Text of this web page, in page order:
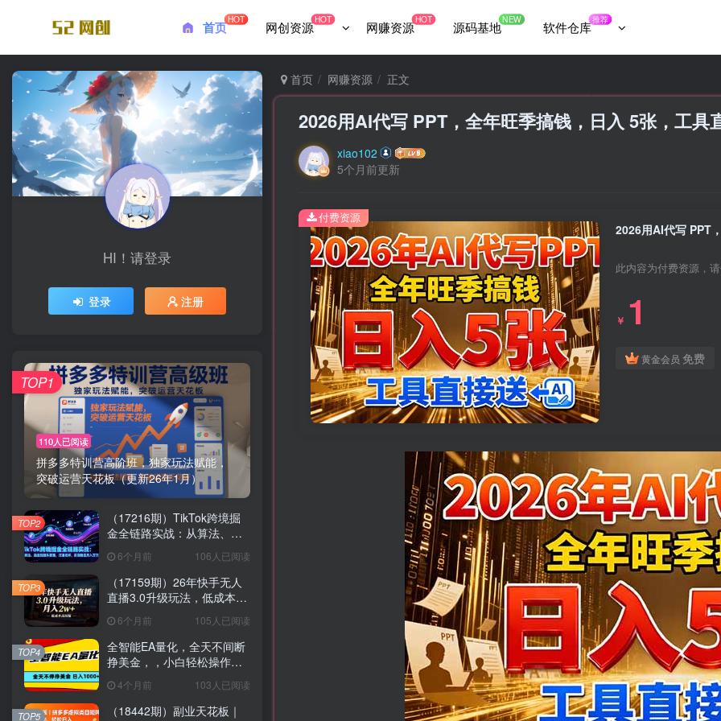
首页HOT 网创资源HOT 网赚资源HOT 源码基地NEW 软件仓库推荐
首页 网赚资源 正文
2026用AI代写 PPT，全年旺季搞钱，日入 5张，工具
xiao102
5个月前更新
2026用AI代写 PPT
此内容为付费资源，
￥ 1
黄金会员 免费
付费资源
HI！请登录
登录 注册
110人已阅读
拼多多特训营高阶班，独家玩法赋能，
突破运营天花板（更新26年1月）
TOP1
（17216期）TikTok跨境掘
金全链路实战：从算法、选
品到团队管理，打通闭环，
实现稳定月入万刀
6个月前 106人已阅读
TOP2
（17159期）26年快手无人
直播3.0升级玩法，低成本高
6个月前 105人已阅读
TOP3
全智能EA量化，全天不间断
挣美金，，小白轻松操作，
4个月前 103人已阅读
TOP4
（18442期）副业天花板｜
TOP5